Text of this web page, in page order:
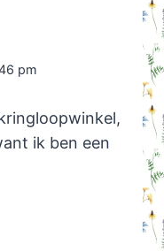
pm
ik ben een